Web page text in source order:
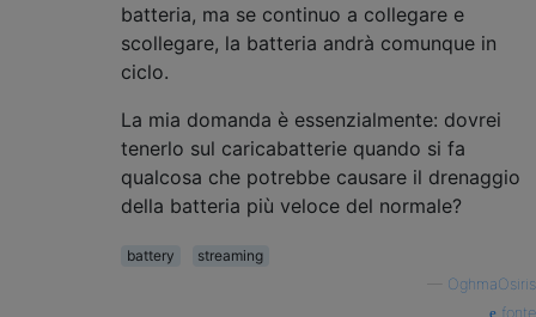
batteria, ma se continuo a collegare e
scollegare, la batteria andrà comunque in
ciclo.
La mia domanda è essenzialmente: dovrei
tenerlo sul caricabatterie quando si fa
qualcosa che potrebbe causare il drenaggio
della batteria più veloce del normale?
battery
streaming
OghmaOsiris
fonte